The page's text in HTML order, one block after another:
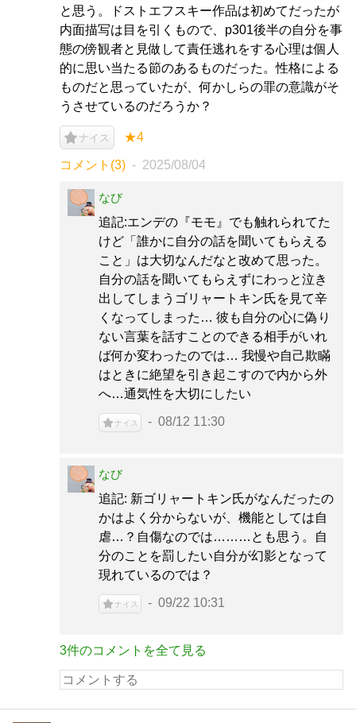
と思う。ドストエフスキー作品は初めてだったが
内面描写は目を引くもので、p301後半の自分を事
態の傍観者と見做して責任逃れをする心理は個人
的に思い当たる節のあるものだった。性格による
ものだと思っていたが、何かしらの罪の意識がそ
うさせているのだろうか？
ナイス ★4
コメント(3) 2025/08/04
なび
追記:エンデの『モモ』でも触れられてた
けど「誰かに自分の話を聞いてもらえる
こと」は大切なんだなと改めて思った。
自分の話を聞いてもらえずにわっと泣き
出してしまうゴリャートキン氏を見て辛
くなってしまった… 彼も自分の心に偽り
ない言葉を話すことのできる相手がいれ
ば何か変わったのでは… 我慢や自己欺瞞
はときに絶望を引き起こすので内から外
へ…通気性を大切にしたい
ナイス 08/12 11:30
なび
追記: 新ゴリャートキン氏がなんだったの
かはよく分からないが、機能としては自
虐…？自傷なのでは………とも思う。自
分のことを罰したい自分が幻影となって
現れているのでは？
ナイス 09/22 10:31
3件のコメントを全て見る